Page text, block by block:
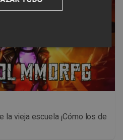
la vieja escuela ¡Cómo los de